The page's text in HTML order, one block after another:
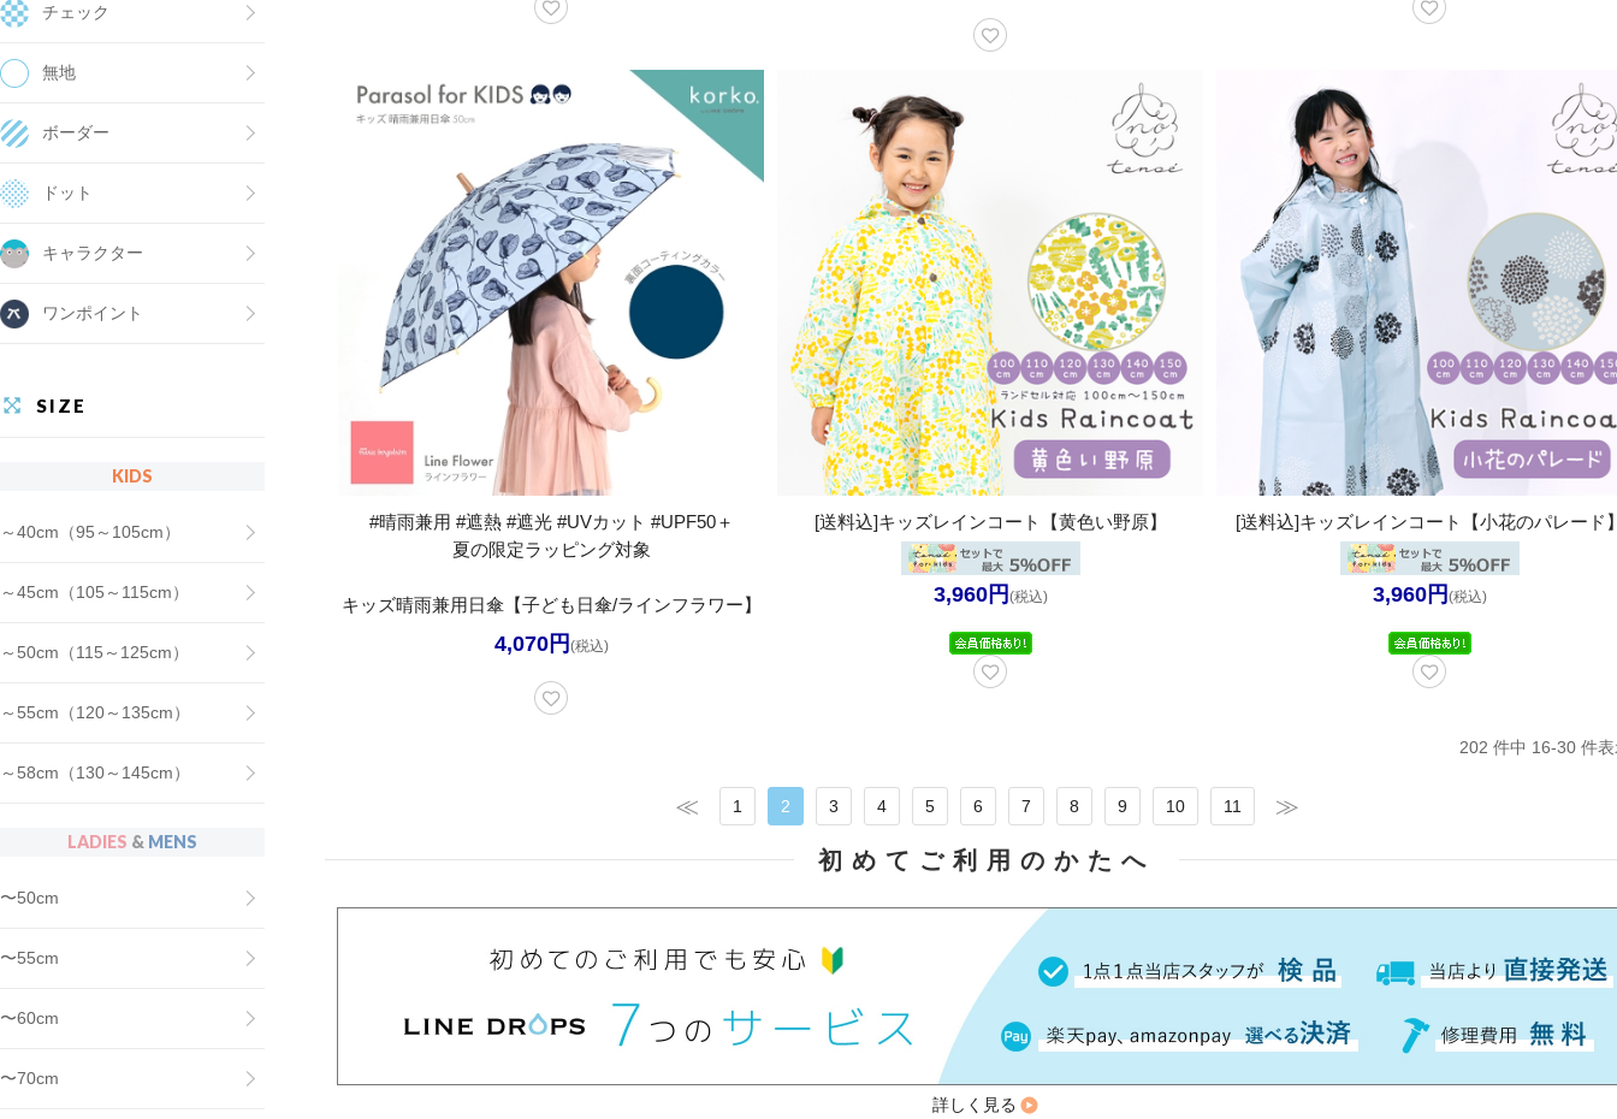
チェック
無地
ボーダー
ドット
キャラクター
ワンポイント
SIZE
KIDS
～40cm（95～105cm）
～45cm（105～115cm）
～50cm（115～125cm）
～55cm（120～135cm）
～58cm（130～145cm）
LADIES & MENS
〜50cm
〜55cm
〜60cm
〜70cm
#晴雨兼用 #遮熱 #遮光 #UVカット #UPF50＋
夏の限定ラッピング対象
キッズ晴雨兼用日傘【子ども日傘/ラインフラワー】
4,070円 (税込)
[送料込]キッズレインコート【黄色い野原】
3,960円 (税込)
[送料込]キッズレインコート【小花のパレード
3,960円 (税込)
202 件中 16-30 件
1 2 3 4 5 6 7 8 9 10 11
初めてご利用のかたへ
詳しく見る